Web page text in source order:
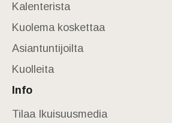
Kalenterista
Kuolema koskettaa
Asiantuntijoilta
Kuolleita
Info
Tilaa Ikuisuusmedia